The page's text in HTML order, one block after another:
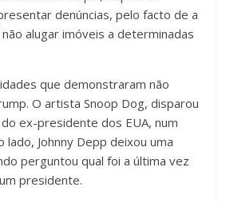
denúncias, pelo facto de a
alugar imóveis a determinadas
que demonstraram não
O artista Snoop Dog, disparou
ex-presidente dos EUA, num
Johnny Depp deixou uma
perguntou qual foi a última vez
presidente.